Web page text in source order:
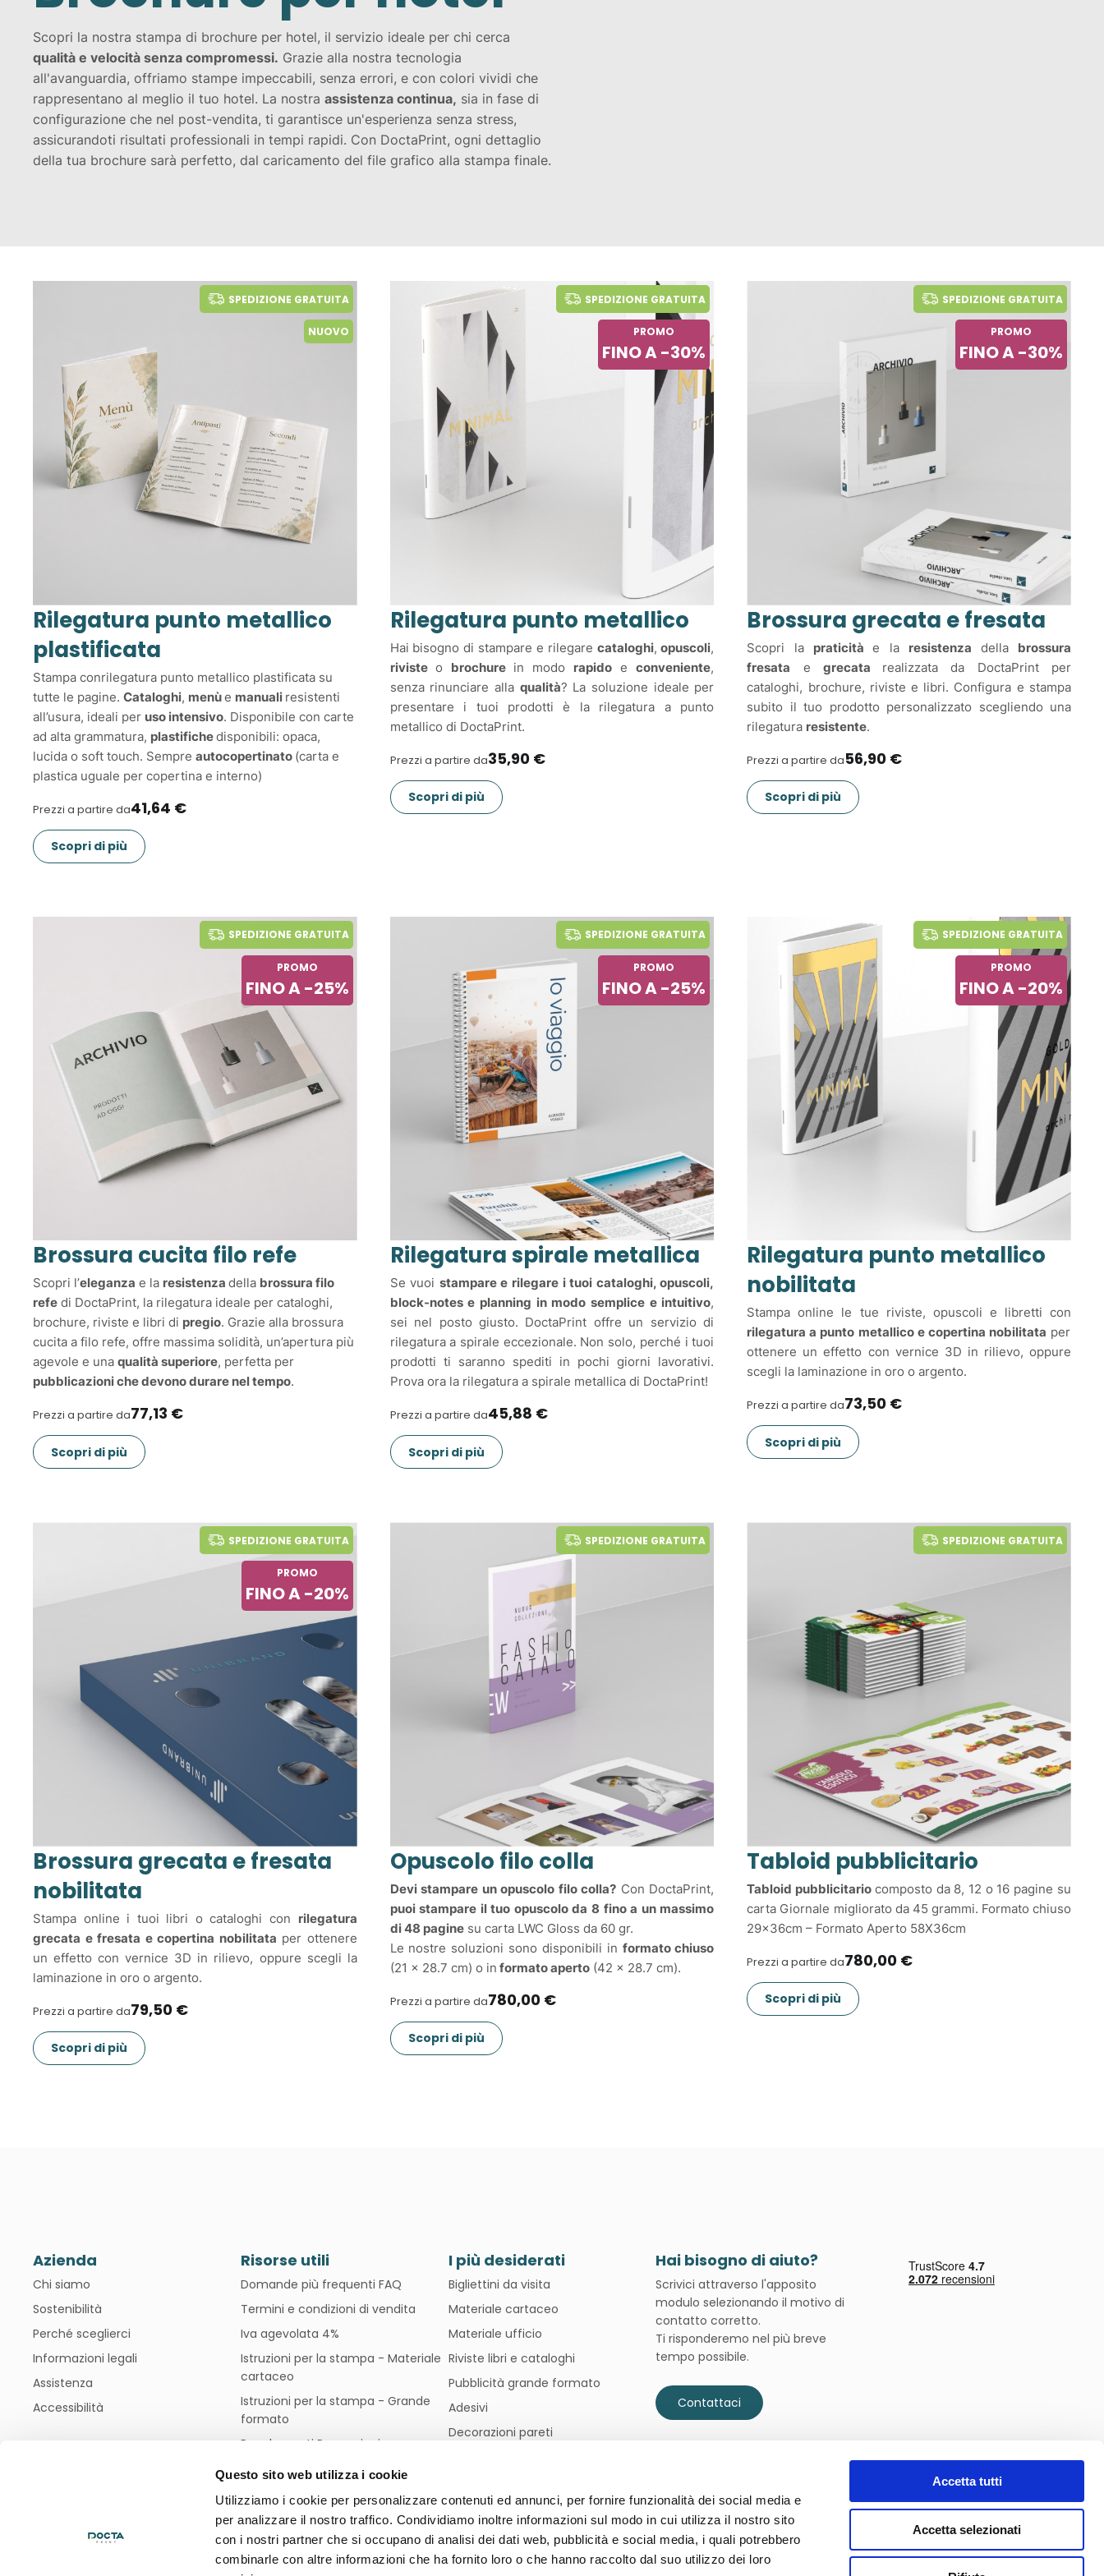
Questo sito web utilizza i cookie
Utilizziamo i cookie per personalizzare contenuti ed annunci, per fornire funzionalità dei social media e
per analizzare il nostro traffico. Condividiamo inoltre informazioni sul modo in cui utilizza il nostro sito
con i nostri partner che si occupano di analisi dei dati web, pubblicità e social media, i quali potrebbero
combinarle con altre informazioni che ha fornito loro o che hanno raccolto dal suo utilizzo dei loro
Accetta tutti
Accetta selezionati
Scopri la nostra stampa di brochure per hotel, il servizio ideale per chi cerca
qualità e velocità senza compromessi. Grazie alla nostra tecnologia
all'avanguardia, offriamo stampe impeccabili, senza errori, e con colori vividi che
rappresentano al meglio il tuo hotel. La nostra assistenza continua, sia in fase di
configurazione che nel post-vendita, ti garantisce un'esperienza senza stress,
assicurandoti risultati professionali in tempi rapidi. Con DoctaPrint, ogni dettaglio
della tua brochure sarà perfetto, dal caricamento del file grafico alla stampa finale.
SPEDIZIONE GRATUITA
NUOVO
Rilegatura punto metallico
plastificata
Stampa conrilegatura punto metallico plastificata su
tutte le pagine. Cataloghi, menùe manuali resistenti
all’usura, ideali per uso intensivo. Disponibile con carte
ad alta grammatura, plastifichedisponibili: opaca,
lucida o soft touch. Sempre autocopertinato (carta e
plastica uguale per copertina e interno)
Prezzi a partire da41,64 €
Scopri di più
SPEDIZIONE GRATUITA
PROMO
FINO A -30%
Rilegatura punto metallico
Hai bisogno di stampare e rilegare cataloghi,opuscoli,
riviste o brochure in modo rapido econveniente,
senza rinunciare alla qualità? La soluzione ideale per
presentare i tuoi prodotti è la rilegatura a punto
metallico di DoctaPrint.
Prezzi a partire da35,90 €
Scopri di più
SPEDIZIONE GRATUITA
PROMO
FINO A -30%
Brossura grecata e fresata
Scopri la praticitàe la resistenza della brossura
fresata e grecata realizzata da DoctaPrint per
cataloghi, brochure, riviste e libri. Configura e stampa
subito il tuo prodotto personalizzato scegliendo una
rilegatura resistente.
Prezzi a partire da56,90 €
Scopri di più
SPEDIZIONE GRATUITA
PROMO
FINO A -25%
Brossura cucita filo refe
Scopri l’eleganza e la resistenza della brossura filo
refe di DoctaPrint, la rilegatura ideale per cataloghi,
brochure, riviste e libri di pregio. Grazie alla brossura
cucita a filo refe, offre massima solidità, un’apertura più
agevole e una qualità superiore, perfetta per
pubblicazioni che devono durare nel tempo.
Prezzi a partire da77,13 €
Scopri di più
SPEDIZIONE GRATUITA
PROMO
FINO A -25%
Rilegatura spirale metallica
Se vuoi stampare e rilegare i tuoi cataloghi, opuscoli,
block-notes e planning in modo semplice e intuitivo,
sei nel posto giusto. DoctaPrint offre un servizio di
rilegatura a spirale eccezionale. Non solo, perché i tuoi
prodotti ti saranno spediti in pochi giorni lavorativi.
Prova ora la rilegatura a spirale metallica di DoctaPrint!
Prezzi a partire da45,88 €
Scopri di più
SPEDIZIONE GRATUITA
PROMO
FINO A -20%
Rilegatura punto metallico
nobilitata
Stampa online le tue riviste, opuscoli e libretti con
rilegatura a punto metallico e copertina nobilitata per
ottenere un effetto con vernice 3D in rilievo, oppure
scegli la laminazione in oro o argento.
Prezzi a partire da73,50 €
Scopri di più
SPEDIZIONE GRATUITA
PROMO
FINO A -20%
Brossura grecata e fresata
nobilitata
Stampa online i tuoi libri o cataloghi con rilegatura
grecata e fresata e copertina nobilitata per ottenere
un effetto con vernice 3D in rilievo, oppure scegli la
laminazione in oro o argento.
Prezzi a partire da79,50 €
Scopri di più
SPEDIZIONE GRATUITA
Opuscolo filo colla
Devi stampare un opuscolo filo colla? Con DoctaPrint,
puoi stampare il tuo opuscolo da 8 fino a un massimo
di 48 paginesu carta LWC Gloss da 60 gr.
Le nostre soluzioni sono disponibili in formato chiuso
(21 x 28.7 cm) o in formato aperto(42 x 28.7 cm).
Prezzi a partire da780,00 €
Scopri di più
SPEDIZIONE GRATUITA
Tabloid pubblicitario
Tabloid pubblicitario composto da 8, 12 o 16 pagine su
carta Giornale migliorato da 45 grammi. Formato chiuso
29x36cm – Formato Aperto 58X36cm
Prezzi a partire da780,00 €
Scopri di più
Azienda
Chi siamo
Sostenibilità
Perché sceglierci
Informazioni legali
Assistenza
Accessibilità
Risorse utili
Domande più frequenti FAQ
Termini e condizioni di vendita
Iva agevolata 4%
Istruzioni per la stampa - Materiale
cartaceo
Istruzioni per la stampa - Grande
formato
Regolamenti Promozioni
Blog
I più desiderati
Bigliettini da visita
Materiale cartaceo
Materiale ufficio
Riviste libri e cataloghi
Pubblicità grande formato
Adesivi
Decorazioni pareti
Hai bisogno di aiuto?
Scrivici attraverso l'apposito
modulo selezionando il motivo di
contatto corretto.
Ti risponderemo nel più breve
tempo possibile.
Contattaci
Modalità di
Spedizioni affidate a